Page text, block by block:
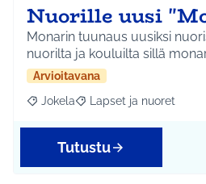
Nuorille uusi
Monarin tuunaus uusiksi
nuorilta ja kouluilta sillä
Arvioitavana
Rajaa tulokset aihepiirin mukaan:
Jokela Rajaa tulokset teeman
Lapset ja nuoret
Tutustu